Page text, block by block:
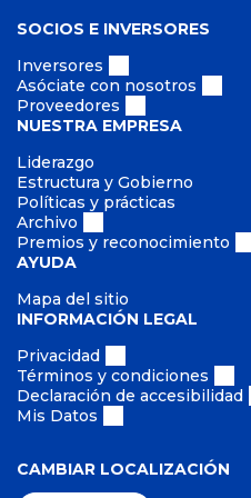
SOCIOS E INVERSORES
Inversores
Asóciate con nosotros
Proveedores
NUESTRA EMPRESA
Liderazgo
Estructura y Gobierno
Políticas y prácticas
Archivo
Premios y reconocimiento
AYUDA
Mapa del sitio
INFORMACIÓN LEGAL
Privacidad
Términos y condiciones
Declaración de accesibilidad
Mis Datos
CAMBIAR LOCALIZACIÓN